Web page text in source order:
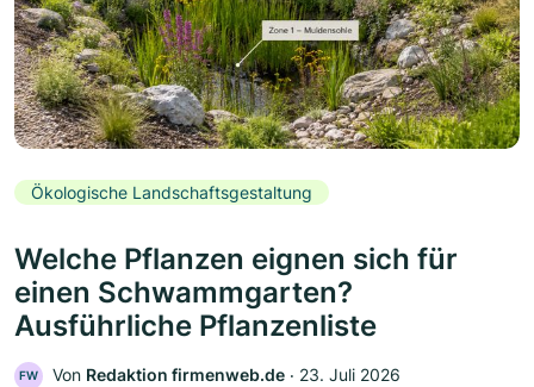
Ökologische Landschaftsgestaltung
Welche Pflanzen eignen sich für
einen Schwammgarten?
Ausführliche Pflanzenliste
FW Von Redaktion firmenweb.de ‧ 23. Juli 2026